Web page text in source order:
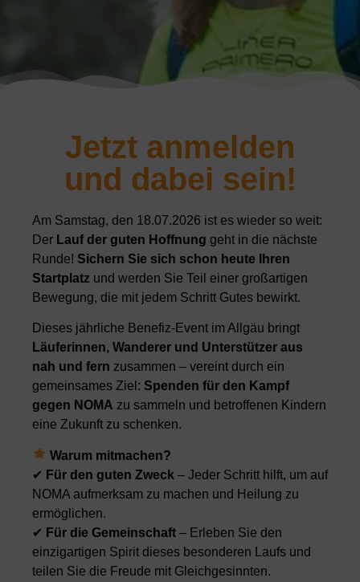
Jetzt anmelden
und dabei sein!
Am Samstag, den 18.07.2026 ist es wieder so weit:
Der Lauf der guten Hoffnung geht in die nächste
Runde! Sichern Sie sich schon heute Ihren
Startplatz und werden Sie Teil einer großartigen
Bewegung, die mit jedem Schritt Gutes bewirkt.
Dieses jährliche Benefiz-Event im Allgäu bringt
Läuferinnen, Wanderer und Unterstützer aus
nah und fern zusammen – vereint durch ein
gemeinsames Ziel: Spenden für den Kampf
gegen NOMA zu sammeln und betroffenen Kindern
eine Zukunft zu schenken.
Warum mitmachen?
✔ Für den guten Zweck – Jeder Schritt hilft, um auf
NOMA aufmerksam zu machen und Heilung zu
ermöglichen.
✔ Für die Gemeinschaft – Erleben Sie den
einzigartigen Spirit dieses besonderen Laufs und
teilen Sie die Freude mit Gleichgesinnten.